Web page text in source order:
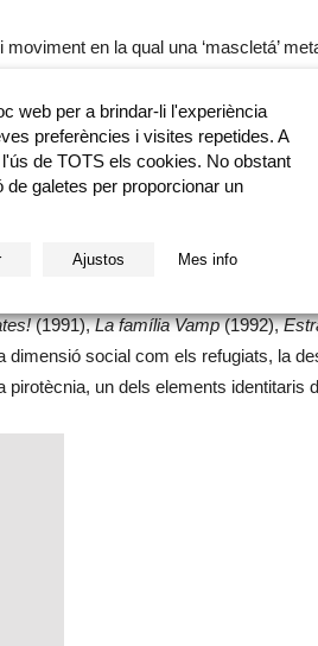
en la qual una ‘mascletá’
en ascens rítmic, pròpia de les
a través de la poesia.
la cerca de nous llenguatges
entre el teatre de text, pirotècnia,
fonamentalment per a e
(1991),La família Vamp(1992),
social com els refugiats, la
pirotècnia, un dels elements identitaris
web per a brindar-li l'experiència
preferències i visites repetides. A
de TOTS els cookies. No obstant
galetes per proporcionar un
Ajustos Mes info